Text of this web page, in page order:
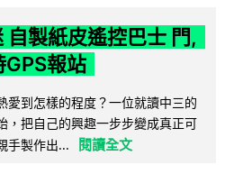
自製紙皮遙控巴士 門,
報站
愛到怎樣的程度？一位就讀中三的
，把自己的興趣一步步變成真正可
手製作出...
閱讀全文